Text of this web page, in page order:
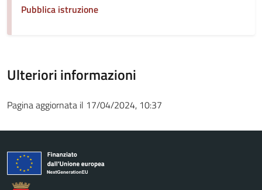
Pubblica istruzione
Ulteriori informazioni
Pagina aggiornata il 17/04/2024, 10:37